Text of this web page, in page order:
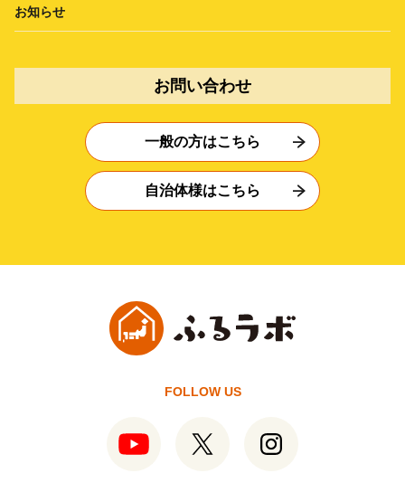
お知らせ
お問い合わせ
一般の方はこちら
自治体様はこちら
FOLLOW US